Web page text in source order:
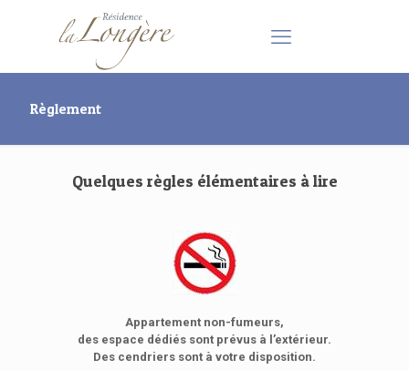
Règlement
Quelques règles élémentaires à lire
Appartement non-fumeurs,
des espace dédiés sont prévus à l’extérieur.
Des cendriers sont à votre disposition.